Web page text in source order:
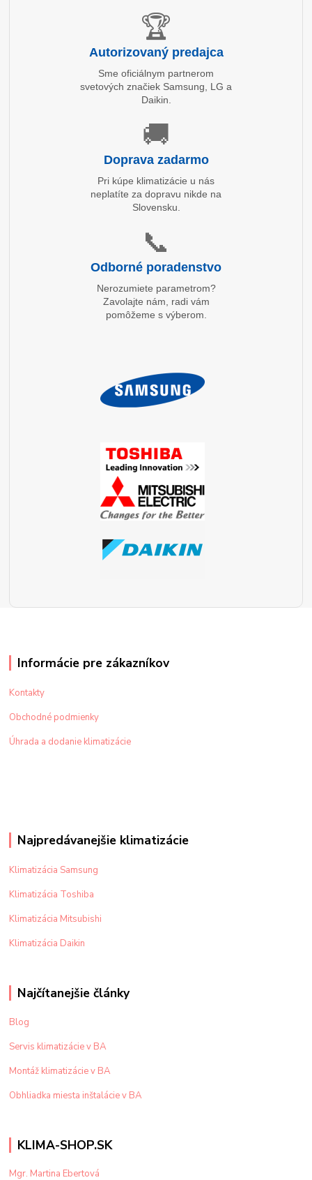
🏆
Autorizovaný predajca
Sme oficiálnym partnerom
svetových značiek Samsung, LG a
Daikin.
🚚
Doprava zadarmo
Pri kúpe klimatizácie u nás
neplatíte za dopravu nikde na
Slovensku.
📞
Odborné poradenstvo
Nerozumiete parametrom?
Zavolajte nám, radi vám
pomôžeme s výberom.
Informácie pre zákazníkov
Kontakty
Obchodné podmienky
Úhrada a dodanie klimatizácie
Najpredávanejšie klimatizácie
Klimatizácia Samsung
Klimatizácia Toshiba
Klimatizácia Mitsubishi
Klimatizácia Daikin
Najčítanejšie články
Blog
Servis klimatizácie v BA
Montáž klimatizácie v BA
Obhliadka miesta inštalácie v BA
KLIMA-SHOP.SK
Mgr. Martina Ebertová